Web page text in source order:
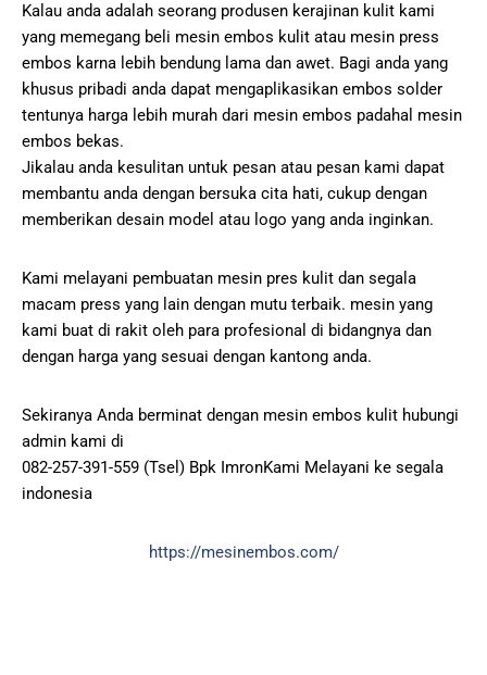
Kalau anda adalah seorang produsen kerajinan kulit kami
yang memegang beli mesin embos kulit atau mesin press
embos karna lebih bendung lama dan awet. Bagi anda yang
khusus pribadi anda dapat mengaplikasikan embos solder
tentunya harga lebih murah dari mesin embos padahal mesin
embos bekas.
Jikalau anda kesulitan untuk pesan atau pesan kami dapat
membantu anda dengan bersuka cita hati, cukup dengan
memberikan desain model atau logo yang anda inginkan.
Kami melayani pembuatan mesin pres kulit dan segala
macam press yang lain dengan mutu terbaik. mesin yang
kami buat di rakit oleh para profesional di bidangnya dan
dengan harga yang sesuai dengan kantong anda.
Sekiranya Anda berminat dengan mesin embos kulit hubungi
admin kami di
082-257-391-559 (Tsel) Bpk ImronKami Melayani ke segala
indonesia
https://mesinembos.com/